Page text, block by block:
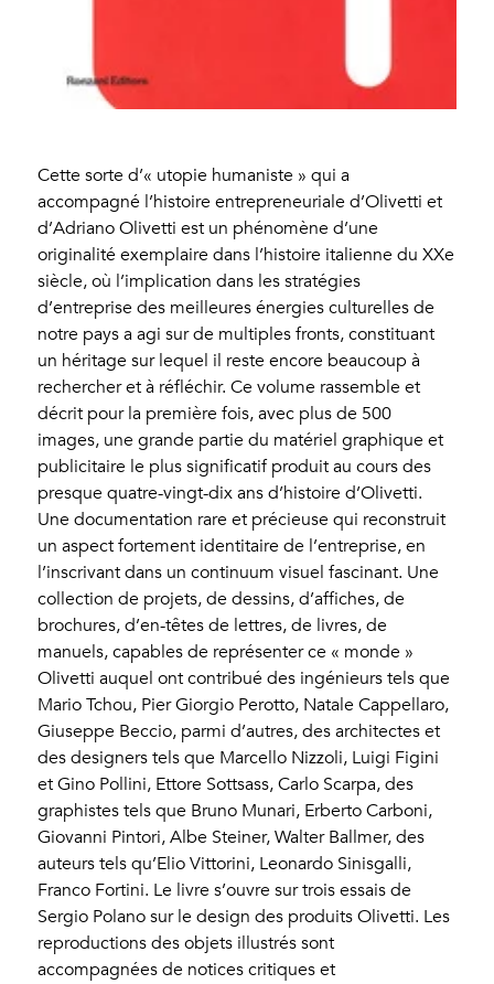
Cette sorte d’« utopie humaniste » qui a
accompagné l’histoire entrepreneuriale d’Olivetti et
d’Adriano Olivetti est un phénomène d’une
originalité exemplaire dans l’histoire italienne du XXe
siècle, où l’implication dans les stratégies
d’entreprise des meilleures énergies culturelles de
notre pays a agi sur de multiples fronts, constituant
un héritage sur lequel il reste encore beaucoup à
rechercher et à réfléchir. Ce volume rassemble et
décrit pour la première fois, avec plus de 500
images, une grande partie du matériel graphique et
publicitaire le plus significatif produit au cours des
presque quatre-vingt-dix ans d’histoire d’Olivetti.
Une documentation rare et précieuse qui reconstruit
un aspect fortement identitaire de l’entreprise, en
l’inscrivant dans un continuum visuel fascinant. Une
collection de projets, de dessins, d’affiches, de
brochures, d’en-têtes de lettres, de livres, de
manuels, capables de représenter ce « monde »
Olivetti auquel ont contribué des ingénieurs tels que
Mario Tchou, Pier Giorgio Perotto, Natale Cappellaro,
Giuseppe Beccio, parmi d’autres, des architectes et
des designers tels que Marcello Nizzoli, Luigi Figini
et Gino Pollini, Ettore Sottsass, Carlo Scarpa, des
graphistes tels que Bruno Munari, Erberto Carboni,
Giovanni Pintori, Albe Steiner, Walter Ballmer, des
auteurs tels qu’Elio Vittorini, Leonardo Sinisgalli,
Franco Fortini. Le livre s’ouvre sur trois essais de
Sergio Polano sur le design des produits Olivetti. Les
reproductions des objets illustrés sont
accompagnées de notices critiques et